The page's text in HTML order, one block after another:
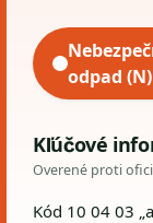
odpad (N)
Kľúčové
Overené proti
Kód 10 04 03